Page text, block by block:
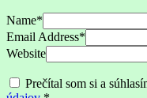
Name*
Email Address*
Website
Prečítal som si a